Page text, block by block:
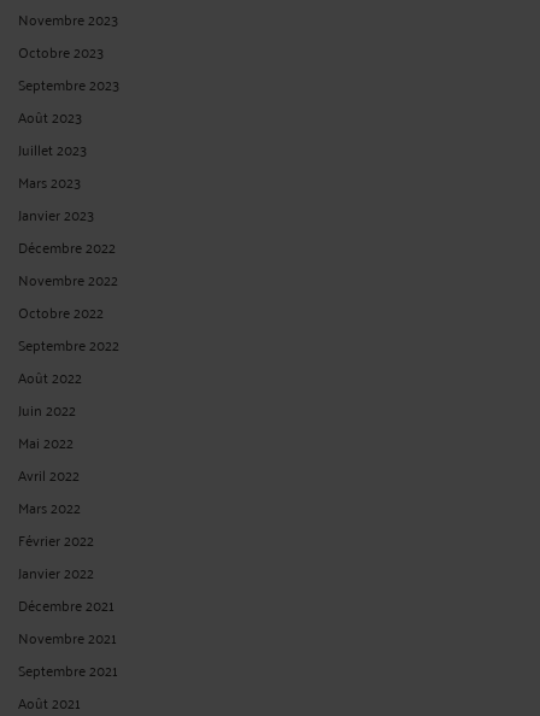
Novembre 2023
Octobre 2023
Septembre 2023
Août 2023
Juillet 2023
Mars 2023
Janvier 2023
Décembre 2022
Novembre 2022
Octobre 2022
Septembre 2022
Août 2022
Juin 2022
Mai 2022
Avril 2022
Mars 2022
Février 2022
Janvier 2022
Décembre 2021
Novembre 2021
Septembre 2021
Août 2021